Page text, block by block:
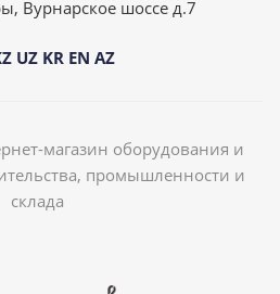
Вурнарское шоссе д.7
UZ KR EN AZ
магазин оборудования и
промышленности и
склада